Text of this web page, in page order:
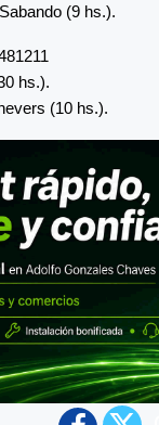
(9 hs.).
hs.).
(10 hs.).